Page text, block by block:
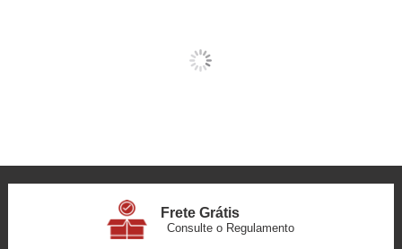
Frete Grátis
Consulte o Regulamento